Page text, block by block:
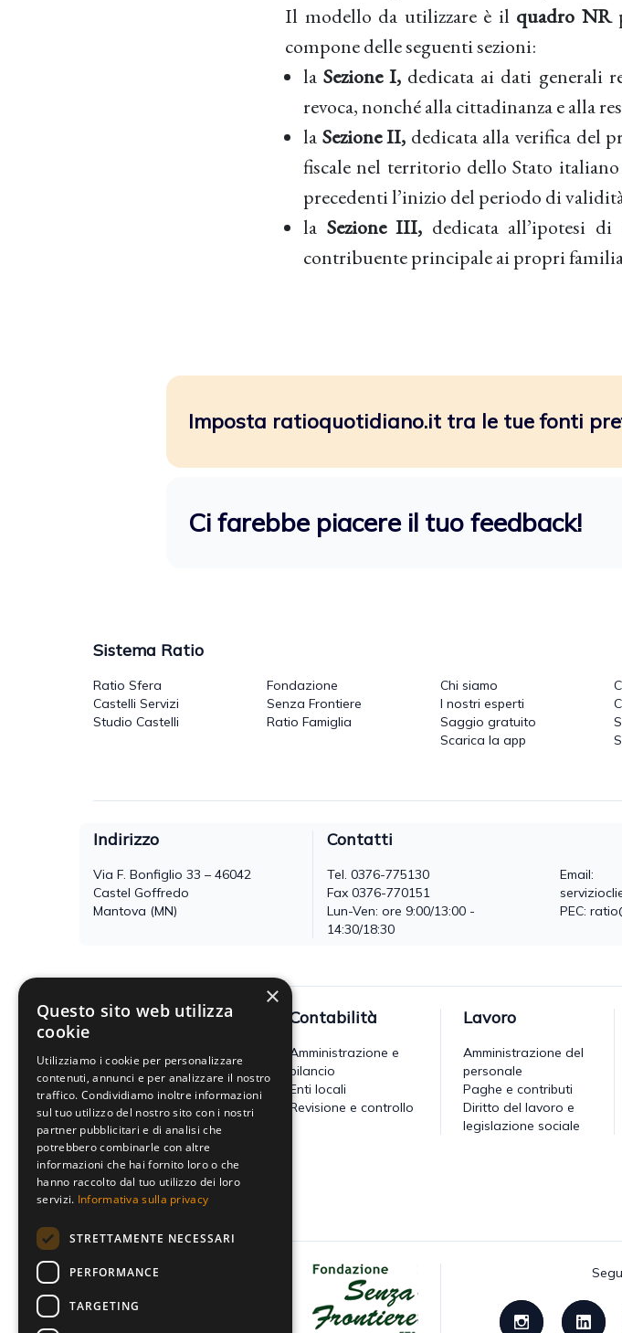
Il modello da utilizzare è il quadro NR
compone delle seguenti sezioni:
laSezione I, dedicata ai dati generali
revoca, nonché alla cittadinanza e alla
la Sezione II, dedicata alla verifica del
fiscale nel territorio dello Stato
precedenti l’inizio del periodo di
la Sezione III, dedicata all’ipotesi di
contribuente principale ai propri
Imposta ratioquotidiano.it tra le tue fonti
Ci farebbe piacere il tuo feedback!
Sistema Ratio
Ratio Sfera
Castelli Servizi
Studio Castelli
Fondazione
Senza Frontiere
Ratio Famiglia
Chi siamo
I nostri esperti
Saggio gratuito
Scarica la app
Indirizzo
Via F. Bonfiglio 33 – 46042
Castel Goffredo
Mantova (MN)
Contatti
Tel.0376-775130
Fax 0376-770151
Lun-Ven: ore 9:00/13:00 -
14:30/18:30
Email:
PEC:
Fisco
Accertamento, riscossione e
contenzioso
Imposte dirette
Altre imposte indirette e altri
tributi
Tributi locali
IVA
Contabilità
Amministrazione e
bilancio
Enti locali
Revisione e controllo
Lavoro
Amministrazione del
personale
Paghe e contributi
Diritto del lavoro e
legislazione sociale
Dona il tuo 5x1000 a Fondazione
×
Questo sito web utilizza
cookie
Utilizziamo i cookie per personalizzare
contenuti, annunci e per analizzare il nostro
traffico. Condividiamo inoltre informazioni
sul tuo utilizzo del nostro sito con i nostri
partner pubblicitari e di analisi che
potrebbero combinarle con altre
informazioni che hai fornito loro o che
hanno raccolto dal tuo utilizzo dei loro
servizi. Informativa sulla privacy
STRETTAMENTE NECESSARI
PERFORMANCE
TARGETING